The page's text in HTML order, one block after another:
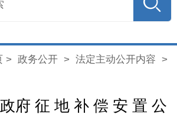
> 政务公开> 法定主动公开内容 >
府 征 地 补 偿 安 置 公